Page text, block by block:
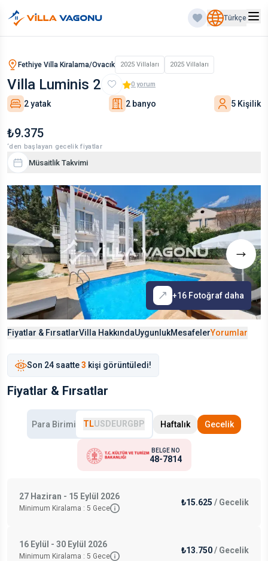
Türkçe
Fethiye Villa Kiralama/Ovacık 2025 Villaları 2025 Villaları
Villa Luminis 2 0 yorum
2 yatak 2 banyo 5 Kişilik
₺9.375
‘den başlayan gecelik fiyatlar
Müsaitlik Takvimi
+16 Fotoğraf daha
Fiyatlar & FırsatlarVilla HakkındaUygunlukMesafelerYorumlar
Son 24 saatte3 kişi görüntüledi!
Fiyatlar & Fırsatlar
Para Birimi TLUSD EURGBP Haftalık Gecelik
BELGE NO
48-7814
27 Haziran - 15 Eylül 2026
Minimum Kiralama : 5 Gece
₺15.625 / Gecelik
16 Eylül - 30 Eylül 2026
Minimum Kiralama : 5 Gece
₺13.750/ Gecelik